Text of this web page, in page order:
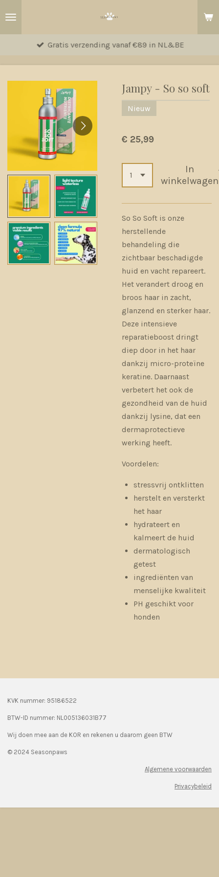
hoofdinhoud
Gratis verzending vanaf €89 in NL&BE
Jampy - So so soft
Nieuw
€ 25,99
In
winkelwagen
So So Soft is onze
herstellende
behandeling die
zichtbaar beschadigde
huid en vacht repareert.
Het verandert droog en
broos haar in zacht,
glanzend en sterker haar.
Deze intensieve
reparatieboost dringt
diep door in het haar
dankzij micro-proteïne
keratine. Daarnaast
verbetert het ook de
gezondheid van de huid
dankzij lysine, dat een
dermaprotectieve
werking heeft.
Voordelen:
stressvrij ontklitten
herstelt en versterkt
het haar
hydrateert en
kalmeert de huid
dermatologisch
getest
ingrediënten van
menselijke kwaliteit
PH geschikt voor
honden
KVK nummer: 95186522
BTW-ID nummer: NL005136031B77
Wij doen mee aan de KOR en rekenen u daarom geen BTW
© 2024 Seasonpaws
Algemene voorwaarden
Privacybeleid